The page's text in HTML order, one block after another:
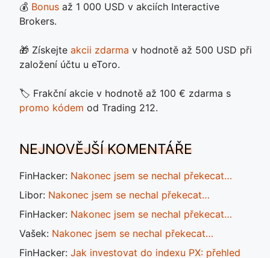
💰 Bonus až 1 000 USD v akciích Interactive
Brokers.
🎁 Získejte akcii zdarma v hodnotě až 500 USD při
založení účtu u eToro.
🏷️ Frakční akcie v hodnotě až 100 € zdarma s
promo kódem od Trading 212.
NEJNOVĚJŠÍ KOMENTÁŘE
FinHacker: Nakonec jsem se nechal překecat…
Libor: Nakonec jsem se nechal překecat…
FinHacker: Nakonec jsem se nechal překecat…
Vašek: Nakonec jsem se nechal překecat…
FinHacker: Jak investovat do indexu PX: přehled